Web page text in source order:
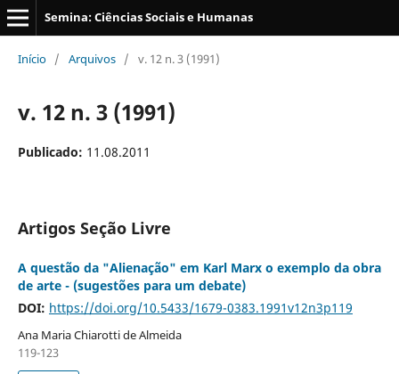
Semina: Ciências Sociais e Humanas
Início / Arquivos / v. 12 n. 3 (1991)
v. 12 n. 3 (1991)
Publicado: 11.08.2011
Artigos Seção Livre
A questão da "Alienação" em Karl Marx o exemplo da obra
de arte - (sugestões para um debate)
DOI: https://doi.org/10.5433/1679-0383.1991v12n3p119
Ana Maria Chiarotti de Almeida
119-123